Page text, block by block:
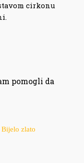
cirkonu
pomogli da
Bijelo zlato